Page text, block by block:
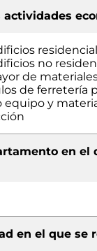
actividades
no
de
de ferretería
y
en el
en el que se